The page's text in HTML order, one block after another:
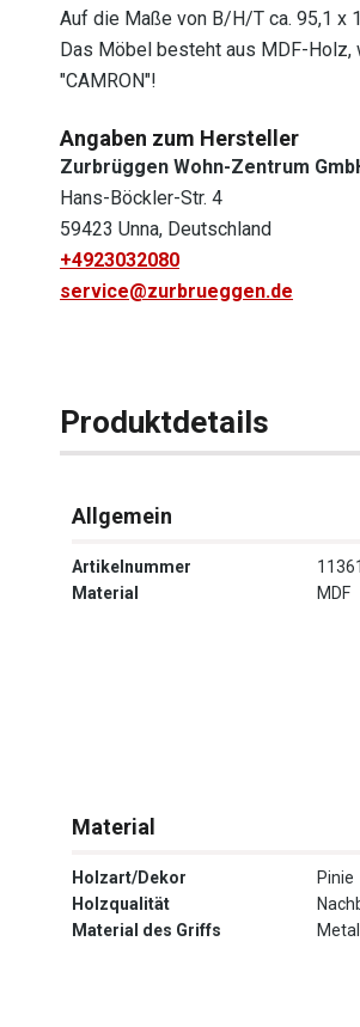
Auf die Maße von B/H/T ca. 95,1 x
Das Möbel besteht aus MDF-Holz,
"CAMRON"!
Angaben zum Hersteller
Zurbrüggen Wohn-Zentrum
Hans-Böckler-Str. 4
59423 Unna, Deutschland
+4923032080
service@zurbrueggen.de
Produktdetails
Allgemein
Artikelnummer
Material
MDF
Material
Holzart/Dekor
Pinie
Holzqualität
Material des Griffs
Metall